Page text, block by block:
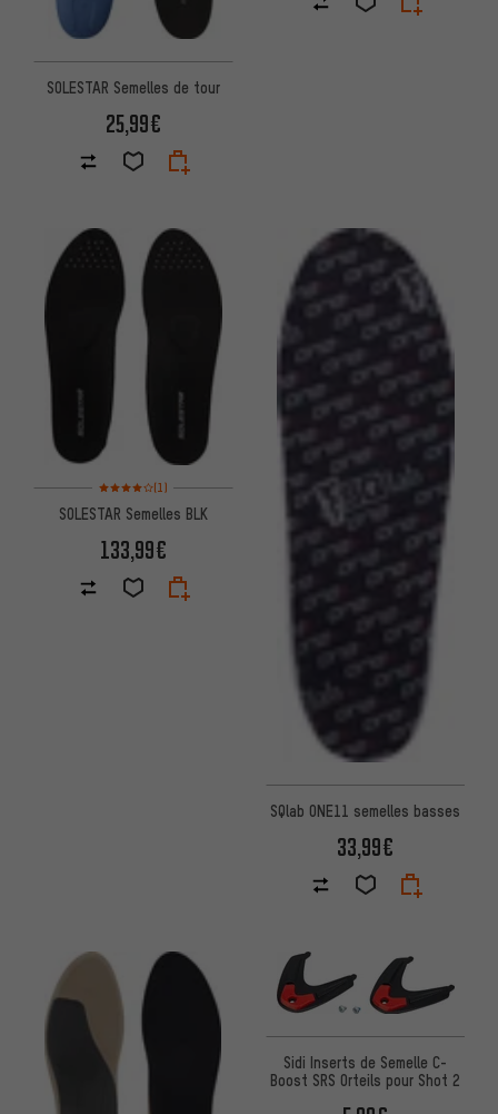
SOLESTAR Semelles de tour
25,99€
Note moyenne : 4 sur 5 d'après 1 avis
(1)
SOLESTAR Semelles BLK
133,99€
SQlab ONE11 semelles basses
33,99€
Sidi Inserts de Semelle C-
Boost SRS Orteils pour Shot 2